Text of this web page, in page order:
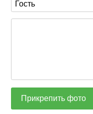
Прикрепить фото